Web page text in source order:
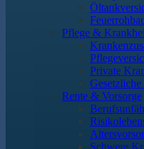
Pflege &
Private
Rente & Vorsorge
Schwere